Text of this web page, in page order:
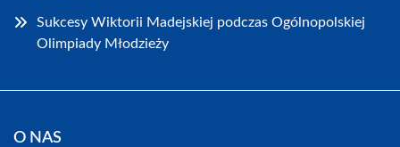
Sukcesy Wiktorii Madejskiej podczas Ogólnopolskiej
Olimpiady Młodzieży
O NAS